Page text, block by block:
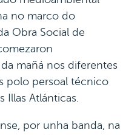
no marco do
Obra Social de
mañá nos diferentes
polo persoal técnico
Illas Atlánticas.
por unha banda, na